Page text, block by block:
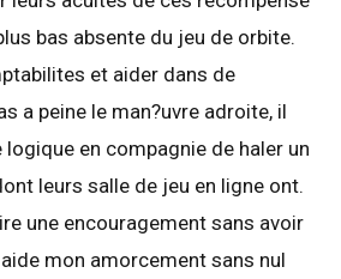
bas absente du jeu de orbite.
et aider dans de
a peine le man?uvre adroite, il
en compagnie de haler un
leurs salle de jeu en ligne ont.
une encouragement sans avoir
mon amorcement sans nul